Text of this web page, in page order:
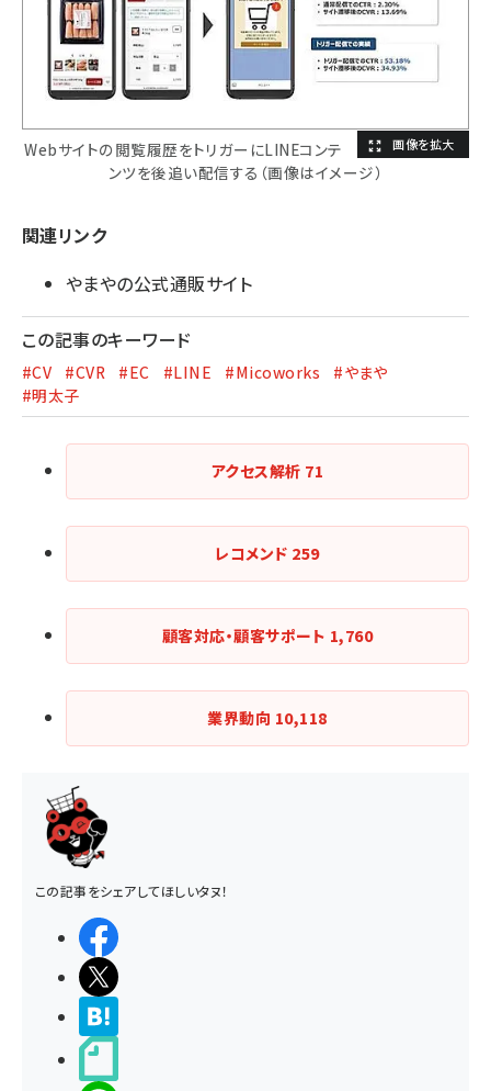
Webサイトの閲覧履歴をトリガーにLINEコンテ
ンツを後追い配信する（画像はイメージ）
関連リンク
やまやの公式通販サイト
この記事のキーワード
#CV #CVR #EC #LINE #Micoworks
#やまや
#明太子
アクセス解析 71
レコメンド 259
顧客対応・顧客サポート 1,760
業界動向 10,118
この記事をシェアしてほしいタヌ！